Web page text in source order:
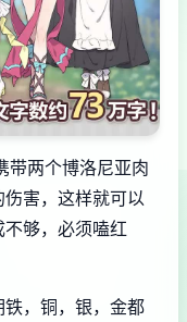
带两个博洛尼亚肉
害，这样就可以
够，必须嗑红
，铜，银，金都